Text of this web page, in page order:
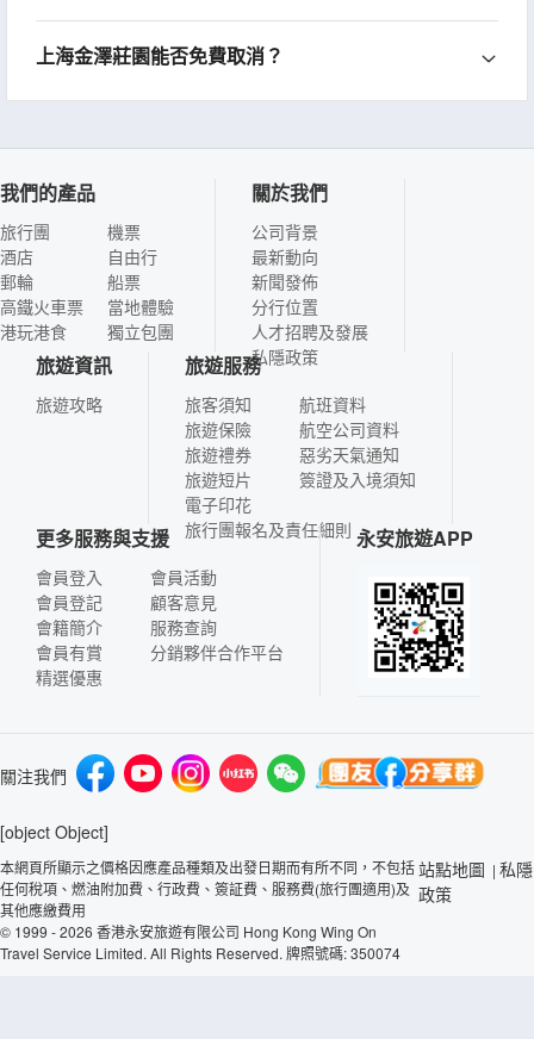
上海金澤莊園能否免費取消？
我們的產品
旅行團
酒店
郵輪
高鐵火車票
港玩港食
機票
自由行
船票
當地體驗
獨立包團
關於我們
公司背景
最新動向
新聞發佈
分行位置
人才招聘及發展
私隱政策
旅遊資訊
旅遊攻略
旅遊服務
旅客須知
旅遊保險
旅遊禮券
旅遊短片
電子印花
航班資料
航空公司資料
惡劣天氣通知
簽證及入境須知
旅行團報名及責任細則
更多服務與支援
會員登入
會員登記
會籍簡介
會員有賞
精選優惠
會員活動
顧客意見
服務查詢
分銷夥伴合作平台
永安旅遊APP
關注我們
[object Object]
本網頁所顯示之價格因應產品種類及出發日期而有所不同，不包括
任何稅項、燃油附加費、行政費、簽証費、服務費(旅行團適用)及
其他應繳費用
© 1999 - 2026 香港永安旅遊有限公司 Hong Kong Wing On
Travel Service Limited. All Rights Reserved. 牌照號碼: 350074
站點地圖 | 私隱
政策